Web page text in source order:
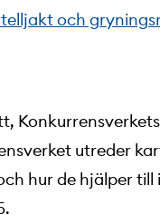
och
utreder
hur de hjälper